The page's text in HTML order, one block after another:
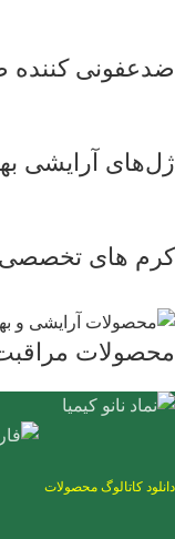
ضدعفونی کننده
ژل‌های آرایشی
کرم های تخصصی،
محصولات
دانلود کاتالوگ محصولات